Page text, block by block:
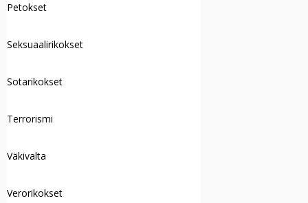
Petokset
Seksuaalirikokset
Sotarikokset
Terrorismi
Väkivalta
Verorikokset